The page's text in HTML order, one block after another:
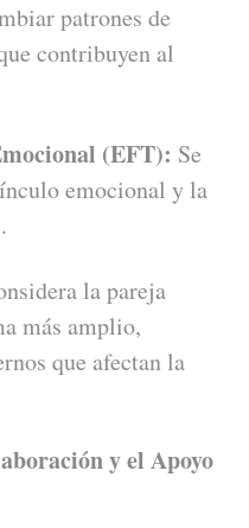
patrones de
contribuyen al
(EFT): Se
emocional y la
la pareja
más amplio,
que afectan la
y el Apoyo